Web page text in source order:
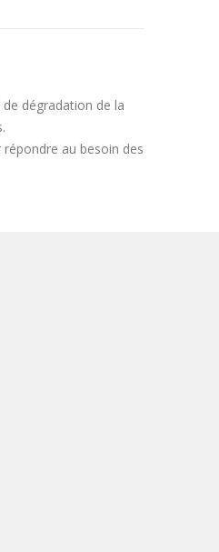
dégradation de la
au besoin des